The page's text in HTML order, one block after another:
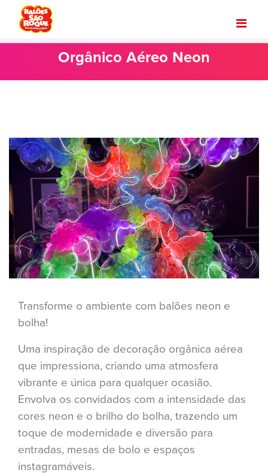
Orgânico Aéreo Neon
Transforme o ambiente com balões neon e
bolha!
Uma inspiração de decoração orgânica aérea
que impressiona, criando uma atmosfera
vibrante e única para qualquer ocasião.
Envolva os convidados com a intensidade das
cores neon e o brilho do bolha, trazendo um
toque de modernidade e diversão para
entradas, mesas de bolo e espaços
instagramáveis.